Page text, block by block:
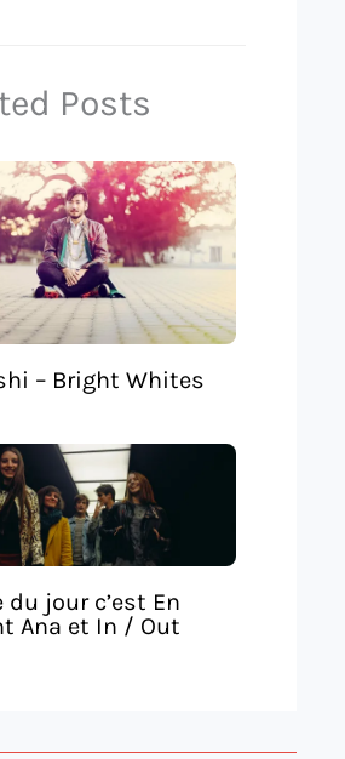
Posts
– Bright Whites
du jour c’est En
Ana et In / Out